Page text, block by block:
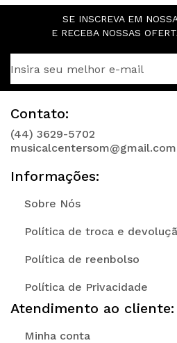
SE INSCREVA EM
E RECEBA NOSSAS
Contato:
(44) 3629-5702
musicalcentersom@gmail.com
Informações:
Sobre Nós
Política de troca e
Política de reenbolso
Política de Privacidade
Atendimento ao cliente:
Minha conta